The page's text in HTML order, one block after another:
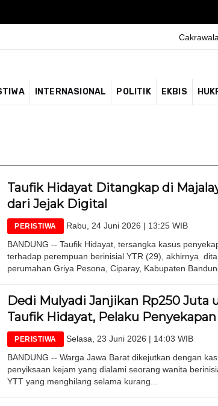
INTERNASIONAL POLITIK EKBIS
Taufik Hidayat Ditangkap di
dari Jejak Digital
PERISTIWA
Rabu, 24 Juni 2026 | 13:25 WIB
BANDUNG -- Taufik Hidayat, tersangka kasus
terhadap perempuan berinisial YTR (29), akhirnya
perumahan Griya Pesona, Ciparay, Kabupaten
Dedi Mulyadi Janjikan Rp250 Juta
Taufik Hidayat, Pelaku
PERISTIWA
Selasa, 23 Juni 2026 | 14:03 WIB
BANDUNG -- Warga Jawa Barat dikejutkan dengan
penyiksaan kejam yang dialami seorang wanita
YTT yang menghilang selama kurang...